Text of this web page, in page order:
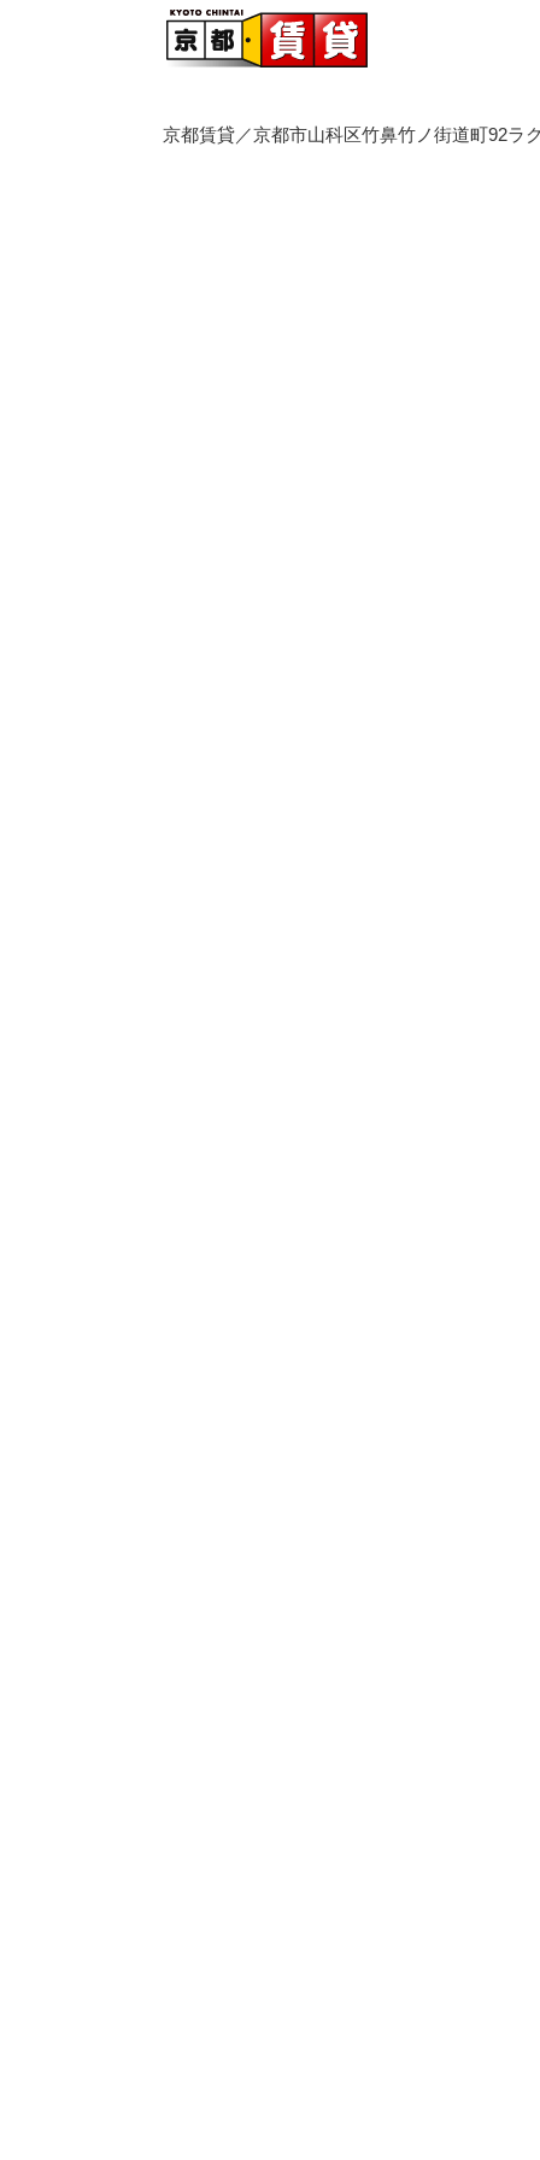
京都賃貸／京都市山科区竹鼻竹ノ街道町92ラ